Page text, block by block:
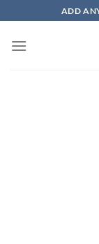
al
contenido
ADD